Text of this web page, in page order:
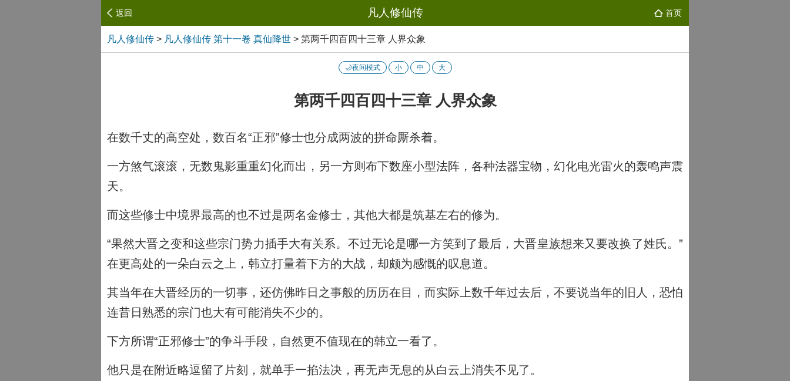
返回 凡人修仙传 首页
凡人修仙传 > 凡人修仙传 第十一卷 真仙降世 > 第两千四百四十三章 人界众象
🌙夜间模式 小 中 大
第两千四百四十三章 人界众象
在数千丈的高空处，数百名“正邪”修士也分成两波的拼命厮杀着。
一方煞气滚滚，无数鬼影重重幻化而出，另一方则布下数座小型法阵，各种法器宝物，幻化电光雷火的轰鸣声震
天。
而这些修士中境界最高的也不过是两名金修士，其他大都是筑基左右的修为。
“果然大晋之变和这些宗门势力插手大有关系。不过无论是哪一方笑到了最后，大晋皇族想来又要改换了姓氏。”
在更高处的一朵白云之上，韩立打量着下方的大战，却颇为感慨的叹息道。
其当年在大晋经历的一切事，还仿佛昨日之事般的历历在目，而实际上数千年过去后，不要说当年的旧人，恐怕
连昔日熟悉的宗门也大有可能消失不少的。
下方所谓“正邪修士”的争斗手段，自然更不值现在的韩立一看了。
他只是在附近略逗留了片刻，就单手一掐法决，再无声无息的从白云上消失不见了。